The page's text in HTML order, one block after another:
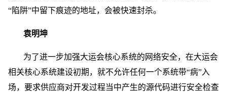
“陷阱”中留下痕迹的地址，会被快速封杀。
袁明坤
为了进一步加强大运会核心系统的网络安全，在大运会
相关核心系统建设初期，就不允许任何一个系统带“病”入
场，要求供应商对开发过程当中产生的源代码进行安全检查